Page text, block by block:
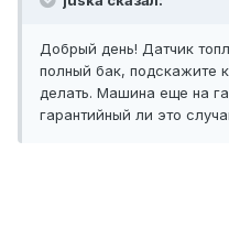
Добрый день! Датчик
полный бак, подскажите
делать. Машина еще на
гарантийный ли это